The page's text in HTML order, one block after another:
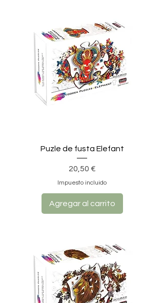
Puzle de fusta Elefant
Precio
20,50 €
Impuesto incluido
Agregar al carrito